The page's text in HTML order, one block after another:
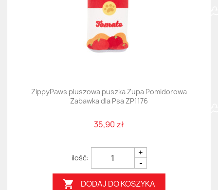
ZippyPaws pluszowa puszka Zupa Pomidorowa
Zabawka dla Psa ZP1176
35,90 zł
+
-
 DODAJ DO KOSZYKA